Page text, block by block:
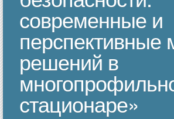
современные и
перспективные
решений в
стационаре»